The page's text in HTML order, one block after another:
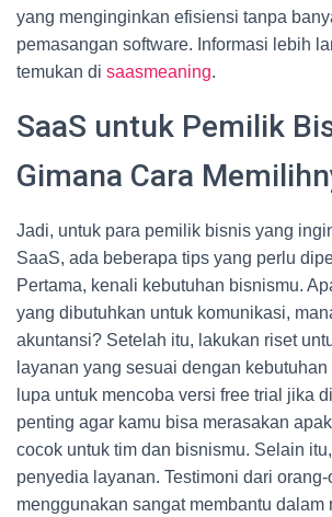
yang menginginkan efisiensi tanpa
pemasangan software. Informasi lebih
temukan di saasmeaning.
SaaS untuk Pemilik
Gimana Cara
Jadi, untuk para pemilik bisnis yang
SaaS, ada beberapa tips yang perlu
Pertama, kenali kebutuhan bisnismu.
yang dibutuhkan untuk komunikasi,
akuntansi? Setelah itu, lakukan riset
layanan yang sesuai dengan
lupa untuk mencoba versi free trial jika
penting agar kamu bisa merasakan
cocok untuk tim dan bisnismu. Selain
penyedia layanan. Testimoni dari
menggunakan sangat membantu dalam